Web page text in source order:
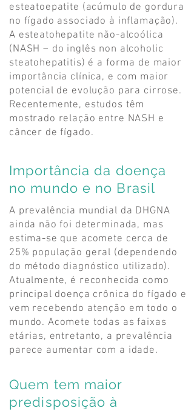
esteatoepatite (acúmulo de gordura
no fígado associado à inflamação).
A esteatohepatite não-alcoólica
(NASH – do inglês non alcoholic
steatohepatitis) é a forma de maior
importância clínica, e com maior
potencial de evolução para cirrose.
Recentemente, estudos têm
mostrado relação entre NASH e
câncer de fígado.
Importância da doença
no mundo e no Brasil
A prevalência mundial da DHGNA
ainda não foi determinada, mas
estima-se que acomete cerca de
25% população geral (dependendo
do método diagnóstico utilizado).
Atualmente, é reconhecida como
principal doença crônica do fígado e
vem recebendo atenção em todo o
mundo. Acomete todas as faixas
etárias, entretanto, a prevalência
parece aumentar com a idade.
Quem tem maior
predisposição à